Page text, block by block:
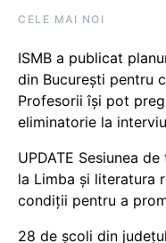
CELE MAI NOI
ISMB a publicat
din București pentru
Profesorii își pot
eliminatorie la interviu
UPDATE Sesiunea
la Limba și literatura
condiții pentru a
28 de școli din